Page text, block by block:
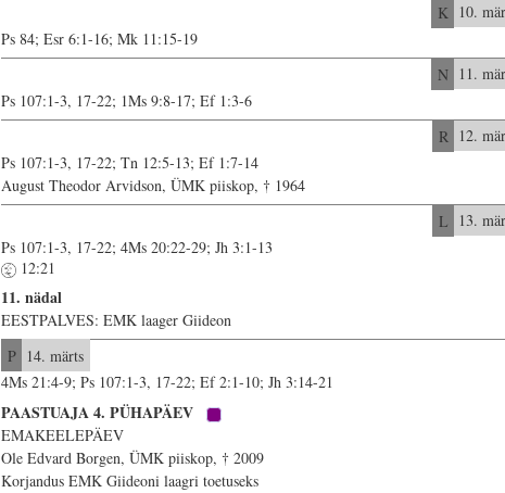
K
10.
Ps 84; Esr 6:1-16; Mk 11:15-19
N 11.
Ps 107:1-3, 17-22; 1Ms 9:8-17; Ef 1:3-6
R
12.
Ps 107:1-3, 17-22; Tn 12:5-13; Ef 1:7-14
August Theodor Arvidson, ÜMK piiskop, † 1964
L
13.
Ps 107:1-3, 17-22; 4Ms 20:22-29; Jh 3:1-13
12:21
11. nädal
EESTPALVES: EMK laager Giideon
P 14. märts
4Ms 21:4-9; Ps 107:1-3, 17-22; Ef 2:1-10; Jh 3:14-21
PAASTUAJA 4. PÜHAPÄEV
EMAKEELEPÄEV
Ole Edvard Borgen, ÜMK piiskop, † 2009
Korjandus EMK Giideoni laagri toetuseks